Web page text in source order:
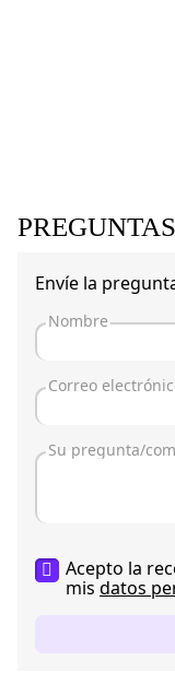
Envíe la
Acepto la
mis datos